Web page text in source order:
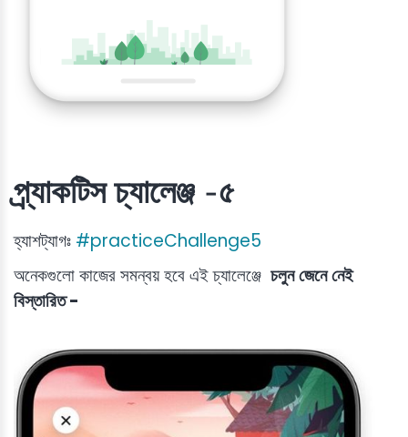
প্র্যাকটিস চ্যালেঞ্জ -৫
হ্যাশট্যাগঃ #practiceChallenge5
অনেকগুলো কাজের সমন্বয় হবে এই চ্যালেঞ্জে চলুনজেনেনেই
বিস্তারিত -